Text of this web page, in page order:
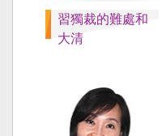
習獨裁的難處和
大清